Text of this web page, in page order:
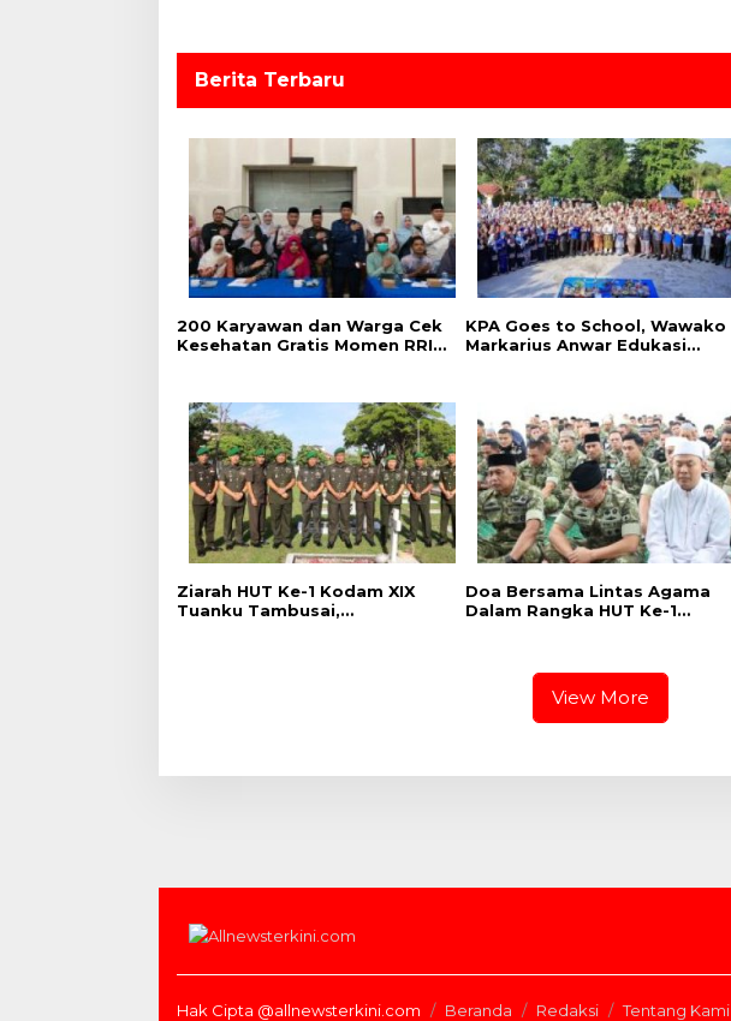
o
s
Berita Terbaru
‎200 Karyawan dan Warga Cek
Kesehatan Gratis Momen RRI
‎KPA Goes to School, ‎Wawako
Markarius Anwar Edukasi
Ziarah HUT Ke-1 Kodam XIX
Tuanku Tambusai,
Doa Bersama Lintas Agama
Dalam Rangka HUT Ke-1
View More
Hak Cipta @allnewsterkini.com Beranda Redaksi Tentang Kami